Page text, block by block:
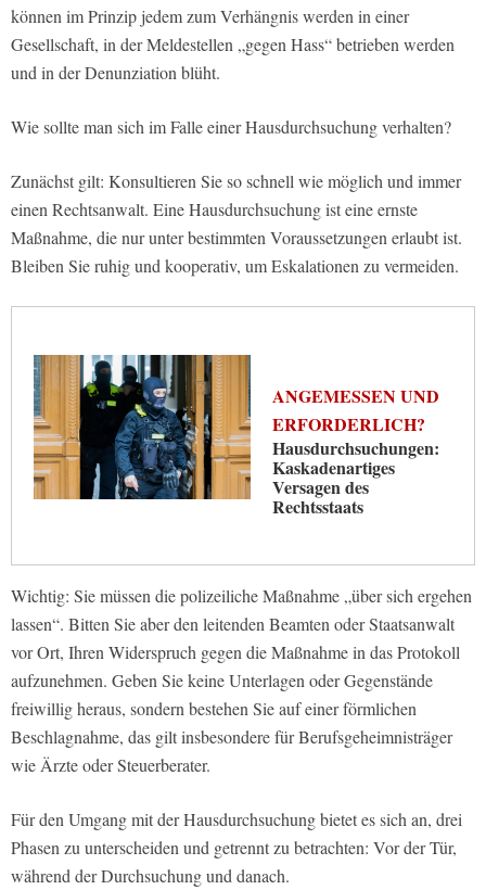
können im Prinzip jedem zum Verhängnis werden in einer
Gesellschaft, in der Meldestellen „gegen Hass“ betrieben werden
und in der Denunziation blüht.
Wie sollte man sich im Falle einer Hausdurchsuchung verhalten?
Zunächst gilt: Konsultieren Sie so schnell wie möglich und immer
einen Rechtsanwalt. Eine Hausdurchsuchung ist eine ernste
Maßnahme, die nur unter bestimmten Voraussetzungen erlaubt ist.
Bleiben Sie ruhig und kooperativ, um Eskalationen zu vermeiden.
ANGEMESSEN UND
ERFORDERLICH?
Hausdurchsuchungen:
Kaskadenartiges
Versagen des
Rechtsstaats
Wichtig: Sie müssen die polizeiliche Maßnahme „über sich ergehen
lassen“. Bitten Sie aber den leitenden Beamten oder Staatsanwalt
vor Ort, Ihren Widerspruch gegen die Maßnahme in das Protokoll
aufzunehmen. Geben Sie keine Unterlagen oder Gegenstände
freiwillig heraus, sondern bestehen Sie auf einer förmlichen
Beschlagnahme, das gilt insbesondere für Berufsgeheimnisträger
wie Ärzte oder Steuerberater.
Für den Umgang mit der Hausdurchsuchung bietet es sich an, drei
Phasen zu unterscheiden und getrennt zu betrachten: Vor der Tür,
während der Durchsuchung und danach.